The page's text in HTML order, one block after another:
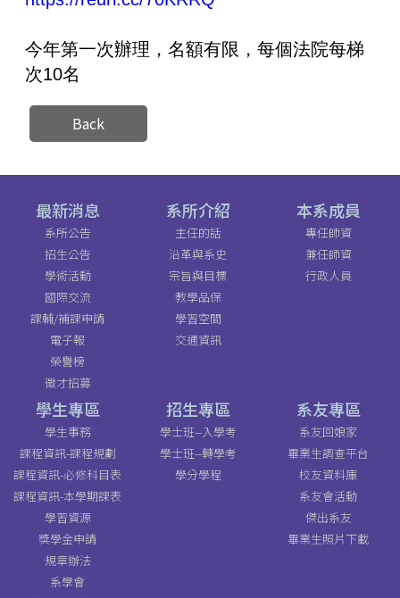
今年第一次辦理，名額有限，每個法院每梯
次10名
Back
最新消息
系所公告
招生公告
學術活動
國際交流
課輔/補課申請
電子報
榮譽榜
徵才招募
系所介紹
主任的話
沿革與系史
宗旨與目標
教學品保
學習空間
交通資訊
本系成員
專任師資
兼任師資
行政人員
學生專區
學生事務
課程資訊-課程規劃
課程資訊-必修科目表
課程資訊-本學期課表
學習資源
獎學金申請
規章辦法
系學會
招生專區
學士班--入學考
學士班--轉學考
學分學程
系友專區
系友回娘家
畢業生調查平台
校友資料庫
系友會活動
傑出系友
畢業生照片下載